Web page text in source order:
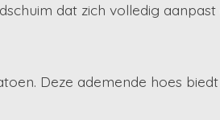
dat zich volledig
Deze ademende hoes